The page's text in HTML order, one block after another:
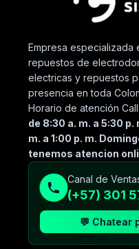
Empresa especializada
repuestos de
electricas y repuestos
presencia en toda
Horario de atención
de 8:30 a. m. a 5:30
m. a 1:00 p. m.
tenemos atencion
Canal de
(+57) 301
💬 Chatear